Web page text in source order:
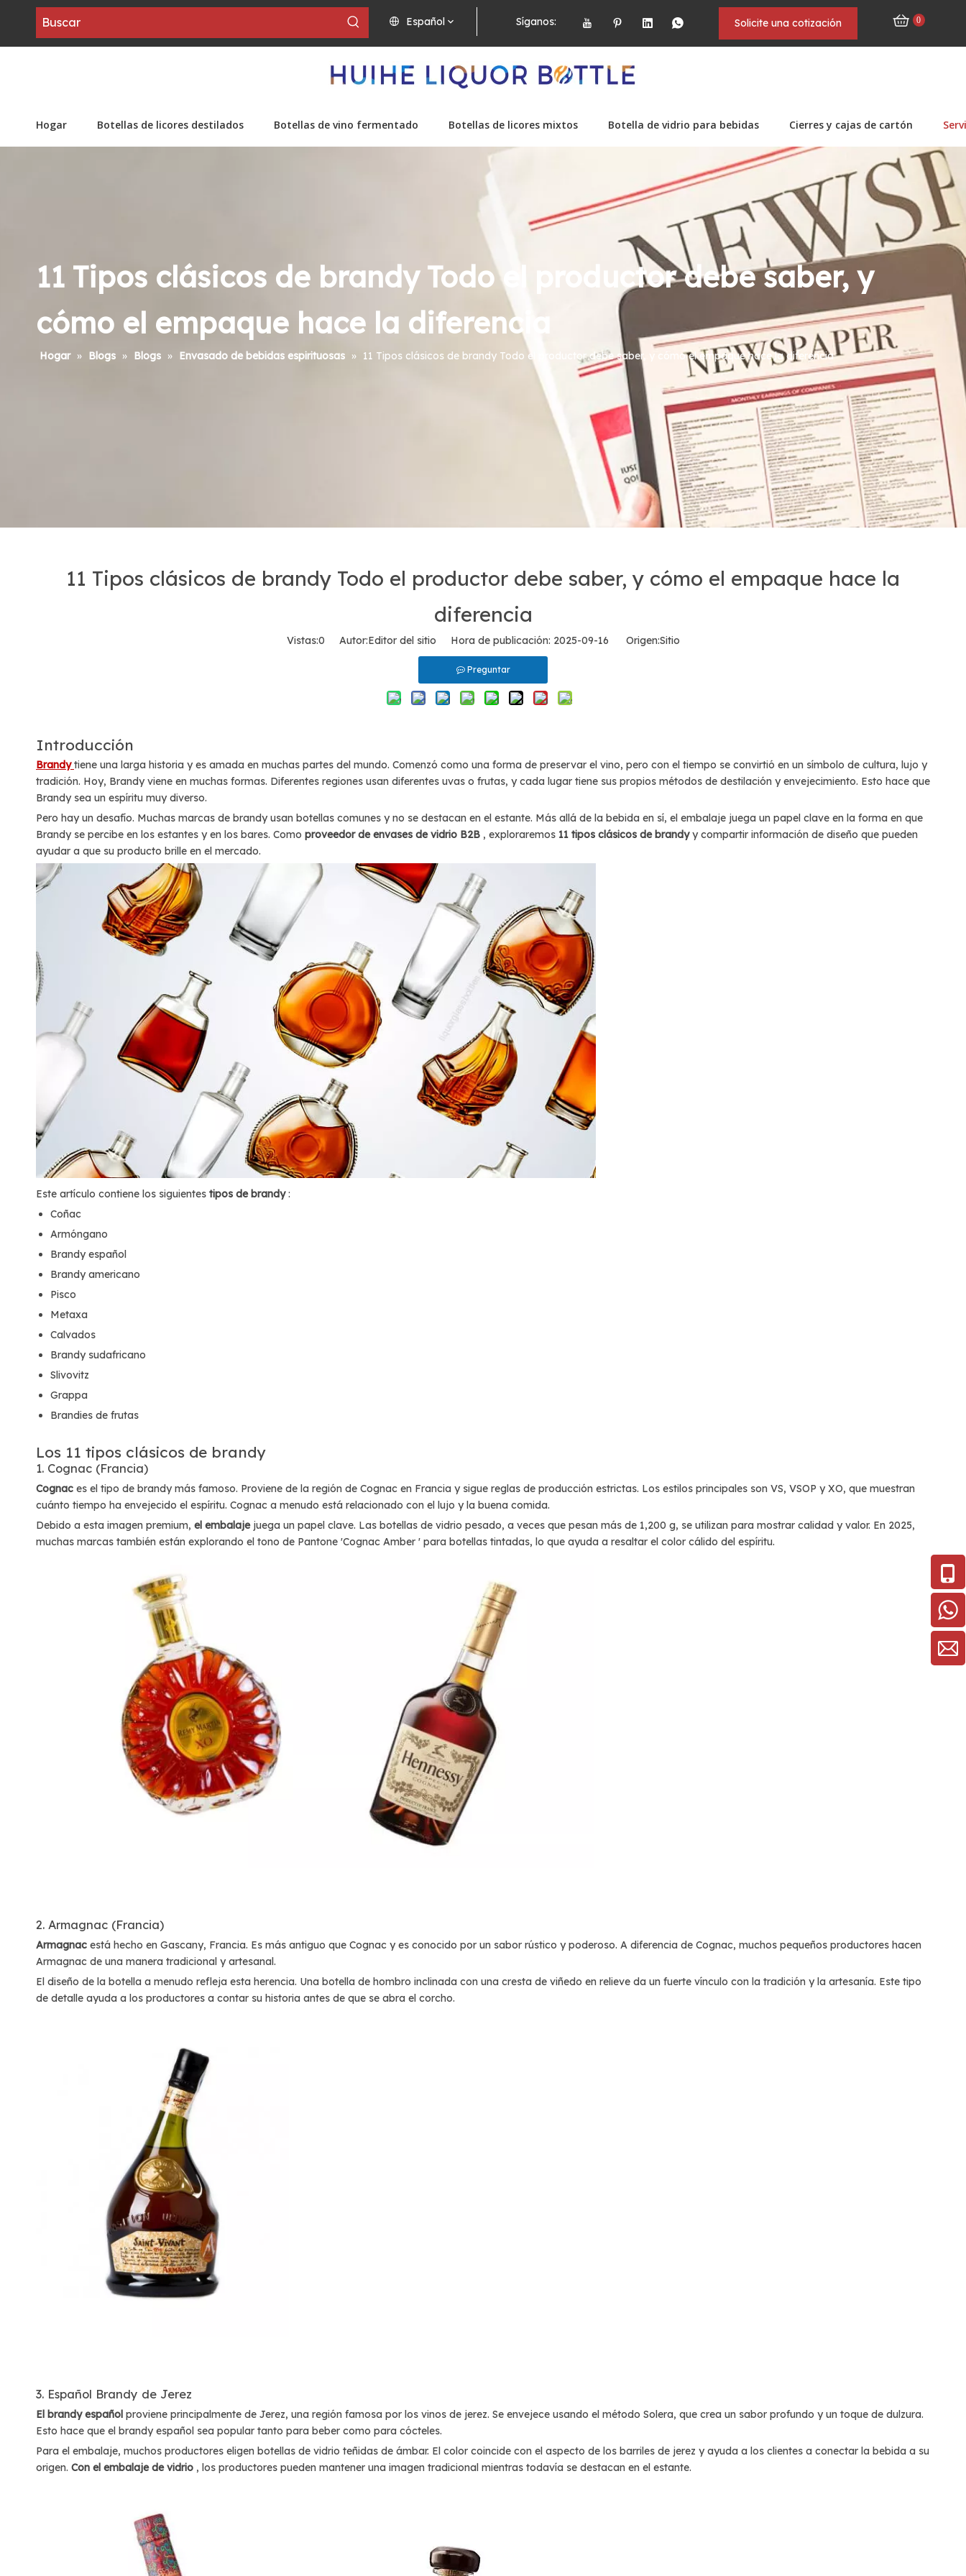
Español Síganos: Solicite una cotización 0
Hogar Botellas de licores destilados Botellas de vino fermentado Botellas de licores mixtos Botella de vidrio para bebidas Cierres y cajas de cartón
11 Tipos clásicos de brandy Todo el productor debe saber, y
cómo el empaque hace la diferencia
Hogar » Blogs » Blogs » Envasado de bebidas espirituosas » 11 Tipos clásicos de brandy Todo el productor debe saber, y cómo el empaque hace la diferencia
11 Tipos clásicos de brandy Todo el productor debe saber, y cómo el empaque hace la
diferencia
Vistas:0 Autor:Editor del sitio Hora de publicación: 2025-09-16 Origen:Sitio
Preguntar
Introducción
Brandytiene una larga historia y es amada en muchas partes del mundo. Comenzó como una forma de preservar el vino, pero con el tiempo se convirtió en un símbolo de cultura, lujo y
tradición. Hoy, Brandy viene en muchas formas. Diferentes regiones usan diferentes uvas o frutas, y cada lugar tiene sus propios métodos de destilación y envejecimiento. Esto hace que
Brandy sea un espíritu muy diverso.
Pero hay un desafío. Muchas marcas de brandy usan botellas comunes y no se destacan en el estante. Más allá de la bebida en sí, el embalaje juega un papel clave en la forma en que
Brandy se percibe en los estantes y en los bares. Como proveedor de envases de vidrio B2B , exploraremos 11 tipos clásicos de brandyy compartir información de diseño que pueden
ayudar a que su producto brille en el mercado.
Este artículo contiene los siguientes tipos de brandy:
Coñac
Armóngano
Brandy español
Brandy americano
Pisco
Metaxa
Calvados
Brandy sudafricano
Slivovitz
Grappa
Brandies de frutas
Los 11 tipos clásicos de brandy
1. Cognac (Francia)
Cognac es el tipo de brandy más famoso. Proviene de la región de Cognac en Francia y sigue reglas de producción estrictas. Los estilos principales son VS, VSOP y XO, que muestran
cuánto tiempo ha envejecido el espíritu. Cognac a menudo está relacionado con el lujo y la buena comida.
Debido a esta imagen premium, el embalaje juega un papel clave. Las botellas de vidrio pesado, a veces que pesan más de 1,200 g, se utilizan para mostrar calidad y valor. En 2025,
muchas marcas también están explorando el tono de Pantone 'Cognac Amber ' para botellas tintadas, lo que ayuda a resaltar el color cálido del espíritu.
2. Armagnac (Francia)
Armagnac está hecho en Gascany, Francia. Es más antiguo que Cognac y es conocido por un sabor rústico y poderoso. A diferencia de Cognac, muchos pequeños productores hacen
Armagnac de una manera tradicional y artesanal.
El diseño de la botella a menudo refleja esta herencia. Una botella de hombro inclinada con una cresta de viñedo en relieve da un fuerte vínculo con la tradición y la artesanía. Este tipo
de detalle ayuda a los productores a contar su historia antes de que se abra el corcho.
3. Español Brandy de Jerez
El brandy español proviene principalmente de Jerez, una región famosa por los vinos de jerez. Se envejece usando el método Solera, que crea un sabor profundo y un toque de dulzura.
Esto hace que el brandy español sea popular tanto para beber como para cócteles.
Para el embalaje, muchos productores eligen botellas de vidrio teñidas de ámbar. El color coincide con el aspecto de los barriles de jerez y ayuda a los clientes a conectar la bebida a su
origen. Con el embalaje de vidrio , los productores pueden mantener una imagen tradicional mientras todavía se destacan en el estante.